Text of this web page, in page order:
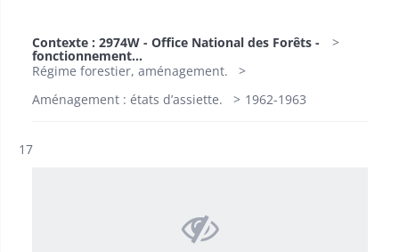
Contexte : 2974W - Office National des Forêts -
fonctionnement...
Régime forestier, aménagement.
Aménagement : états d’assiette.
1962-1963
Résultat n°
17